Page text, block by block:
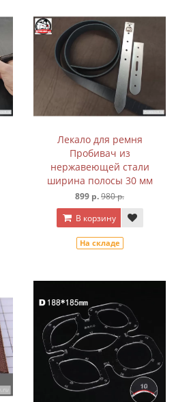
Лекало для ремня
Пробивач из
нержавеющей стали
ширина полосы 30 мм
899 р.980 р.
В корзину
На складе